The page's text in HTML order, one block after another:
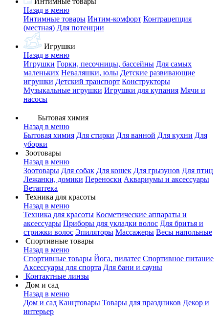
Назад в меню
Интимные товары Интим-комфорт Контрацепция
(местная) Для потенции
Игрушки
Назад в меню
Игрушки Горки, песочницы, бассейны Для самых
маленьких Неваляшки, юлы Детские развивающие
игрушки Детский транспорт Конструкторы
Музыкальные игрушки Игрушки для купания Мячи и
насосы
Бытовая химия
Назад в меню
Бытовая химия Для стирки Для ванной Для кухни Для
уборки
Зоотовары
Назад в меню
Зоотовары Для собак Для кошек Для грызунов Для птиц
Лежанки, домики Переноски Аквариумы и аксессуары
Ветаптека
Техника для красоты
Назад в меню
Техника для красоты Косметические аппараты и
аксессуары Приборы для укладки волос Для бритья и
стрижки волос Эпиляторы Массажеры Весы напольные
Спортивные товары
Назад в меню
Спортивные товары Йога, пилатес Спортивное питание
Аксессуары для спорта Для бани и сауны
Контактные линзы
Дом и сад
Назад в меню
Дом и сад Канцтовары Товары для праздников Декор и
интерьер